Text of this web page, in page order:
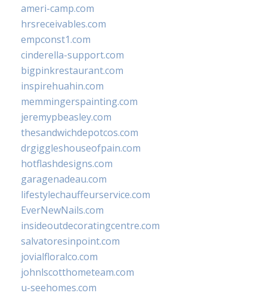
ameri-camp.com
hrsreceivables.com
empconst1.com
cinderella-support.com
bigpinkrestaurant.com
inspirehuahin.com
memmingerspainting.com
jeremypbeasley.com
thesandwichdepotcos.com
drgiggleshouseofpain.com
hotflashdesigns.com
garagenadeau.com
lifestylechauffeurservice.com
EverNewNails.com
insideoutdecoratingcentre.com
salvatoresinpoint.com
jovialfloralco.com
johnlscotthometeam.com
u-seehomes.com